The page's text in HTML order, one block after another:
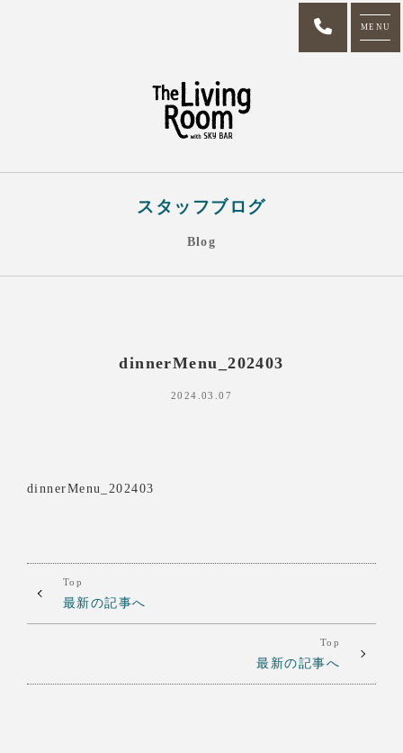
MENU
スタッフブログ
Blog
dinnerMenu_202403
2024.03.07
dinnerMenu_202403
Top
最新の記事へ
Top
最新の記事へ